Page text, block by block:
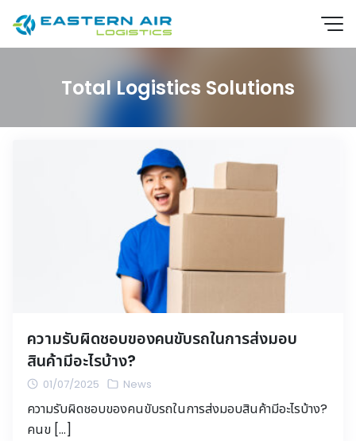
Total Logistics Solutions
ความรับผิดชอบของคนขับรถในการส่งมอบ
สินค้ามีอะไรบ้าง?
01/07/2025 News
ความรับผิดชอบของคนขับรถในการส่งมอบสินค้ามีอะไรบ้าง?
คนข […]